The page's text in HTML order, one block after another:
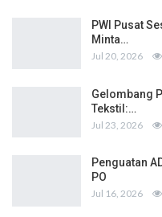
PWI Pusat
Minta…
Jul 20, 2026
Gelombang
Tekstil:…
Jul 23, 2026
Penguatan
PO
Jul 16, 2026